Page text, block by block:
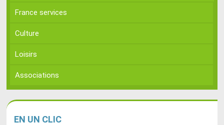
France services
Culture
Loisirs
Associations
EN UN CLIC